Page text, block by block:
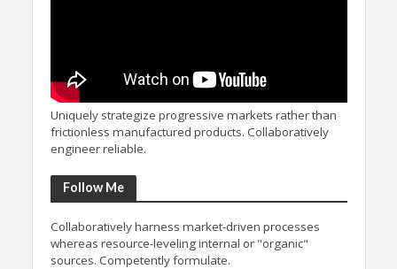
Uniquely strategize progressive markets rather than
frictionless manufactured products. Collaboratively
engineer reliable.
Follow Me
Collaboratively harness market-driven processes
whereas resource-leveling internal or "organic"
sources. Competently formulate.